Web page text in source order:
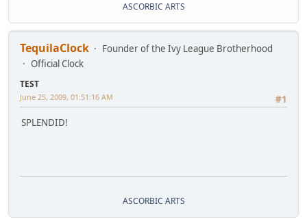
ASCORBIC ARTS
TequilaClock
Founder of the Ivy League Brotherhood
Official Clock
TEST
#1
June 25, 2009, 01:51:16 AM
SPLENDID!
ASCORBIC ARTS